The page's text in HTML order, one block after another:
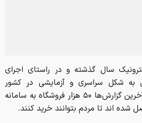
سال گذشته و در راستای اجرای
شکل سراسری و آزمایشی در کشور
راه‌اندازی شد و طبق آخرین گزارش‌ها ۵۰ هزار فروشگاه به سامانه
شده اند تا مردم بتوانند خرید کنند.